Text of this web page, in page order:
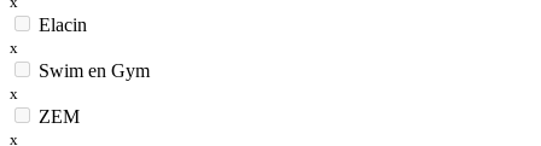
Elacin
x
Swim en Gym
x
ZEM
x